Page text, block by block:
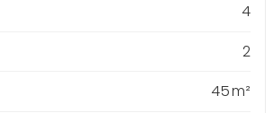
4
2
45 m²